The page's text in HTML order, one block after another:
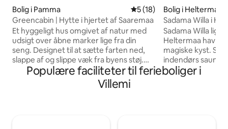
Bolig i Pamma 5 ud af 5 i gennemsnitlig
5 (18)
Greencabin | Hytte i hjertet af Saaremaa
Et hyggeligt hus omgivet af natur med
udsigt over åbne marker lige fra din
seng. Designet til at sætte farten ned,
slappe af og slippe væk fra byens støj.
Fuldt udstyret til madlavning, hurtigt
Starlink-internet – perfekt til en rolig
Bolig i Heltermaa
Sadama Willa i
300 m hav
Sadama Willa
Heltermaa havn
magiske kyst.
indendørs sauna
natur, eller nyd
Nyd det
Populære faciliteter til ferieboliger i
Villemi